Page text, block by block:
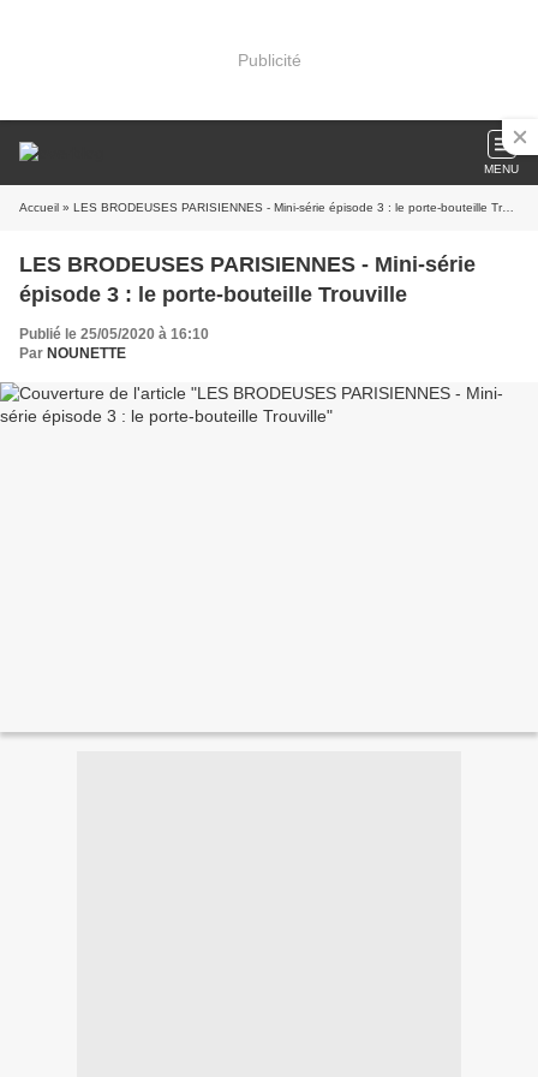
Publicité
MENU
Accueil » LES BRODEUSES PARISIENNES - Mini-série épisode 3 : le porte-bouteille Trouville
LES BRODEUSES PARISIENNES - Mini-série
épisode 3 : le porte-bouteille Trouville
Publié le 25/05/2020 à 16:10
Par NOUNETTE